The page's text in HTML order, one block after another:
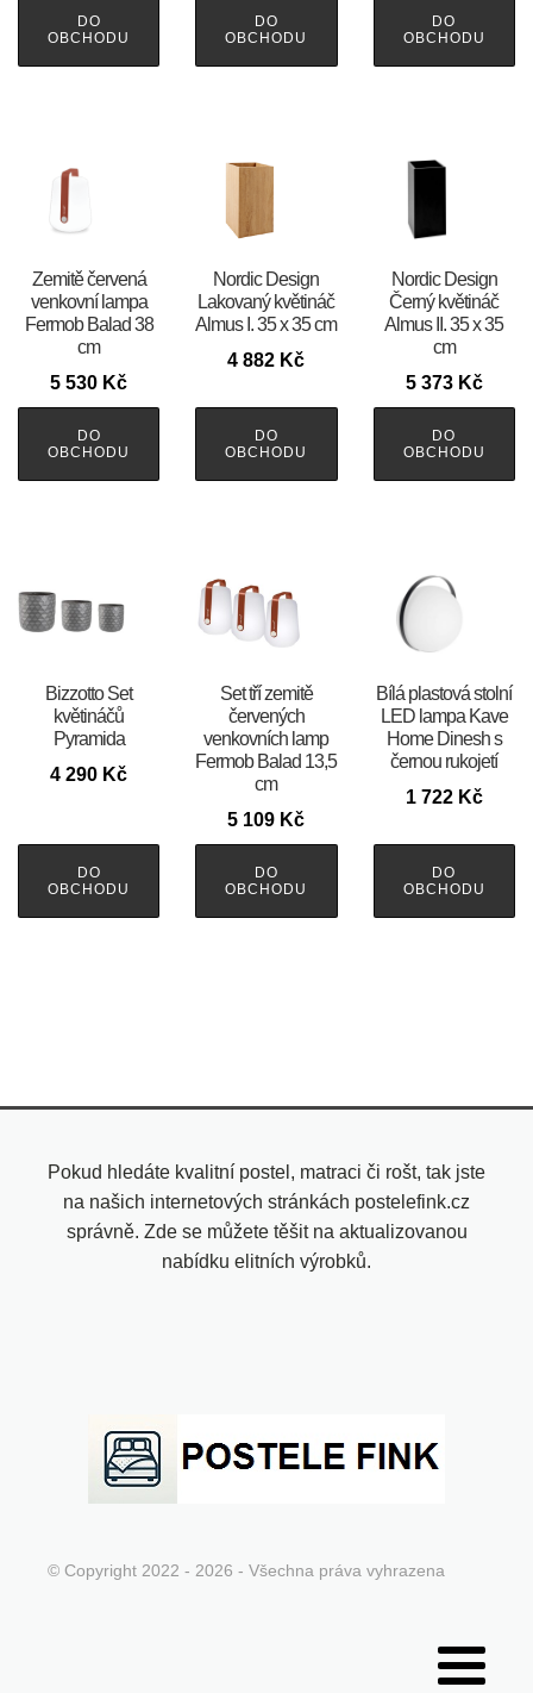
DO
OBCHODU
DO
OBCHODU
DO
OBCHODU
Zemitě červená
venkovní lampa
Fermob Balad 38
cm
5 530 Kč
DO
OBCHODU
Nordic Design
Lakovaný květináč
Almus I. 35 x 35 cm
4 882 Kč
DO
OBCHODU
Nordic Design
Černý květináč
Almus II. 35 x 35
cm
5 373 Kč
DO
OBCHODU
Bizzotto Set
květináčů
Pyramida
4 290 Kč
DO
OBCHODU
Set tří zemitě
červených
venkovních lamp
Fermob Balad 13,5
cm
5 109 Kč
DO
OBCHODU
Bílá plastová stolní
LED lampa Kave
Home Dinesh s
černou rukojetí
1 722 Kč
DO
OBCHODU
Pokud hledáte kvalitní postel, matraci či rošt, tak jste
na našich internetových stránkách postelefink.cz
správně. Zde se můžete těšit na aktualizovanou
nabídku elitních výrobků.
© Copyright 2022 - 2026 - Všechna práva vyhrazena